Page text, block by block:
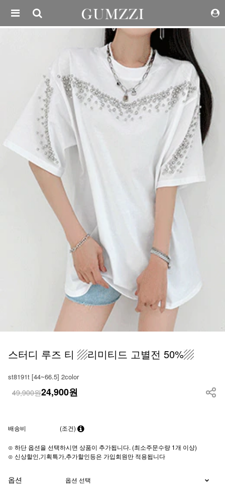
스터디 루즈 티 ▨리미티드 고별전 50%▨
st8191t [44~66.5] 2color
49,900원24,900원
배송비 (조건)
⊙ 하단 옵션을 선택하시면 상품이 추가됩니다. (최소주문수량 1개 이상)
⊙ 신상할인,기획특가,추가할인등은 가입회원만 적용됩니다
옵션